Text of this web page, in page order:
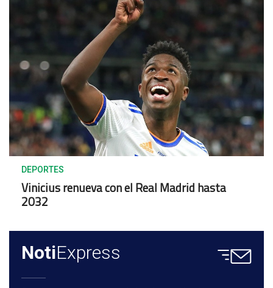
DEPORTES
Vinicius renueva con el Real Madrid hasta
2032
NotiExpress